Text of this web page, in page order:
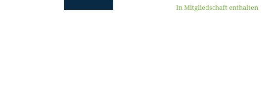
In Mitgliedschaft enthalten